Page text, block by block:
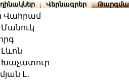
Վերնագրեր
Վահրամ
Մանուկ
Խաչատուր
Լ․